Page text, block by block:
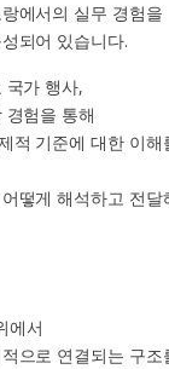
에서의 실무 경험을
되어 있습니다.
국가 행사,
험을 통해
적 기준에 대한 이해
떻게 해석하고 전달
에서
으로 연결되는 구조